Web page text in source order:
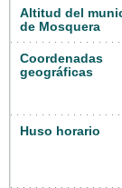
Altitud del
de Mosquera
Coordenadas
geográficas
Huso horario